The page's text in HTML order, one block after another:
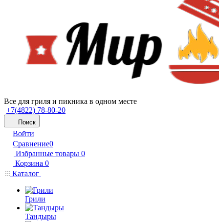
Все для гриля и пикника в одном месте
+7(4822) 78-80-20
Поиск
Войти
Сравнение0
Избранные товары 0
Корзина 0
Каталог
Грили
Тандыры